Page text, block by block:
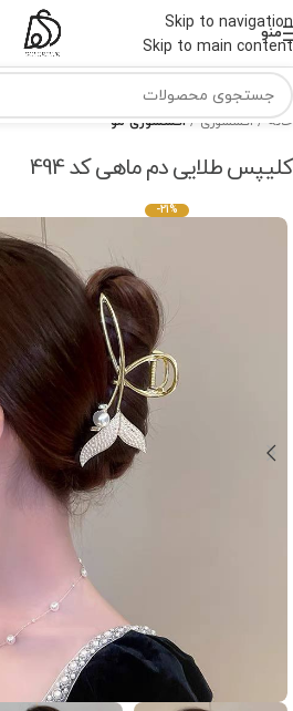
Skip to navigation
Skip to main content
منو
خانه اکسسوری اکسسوری مو
کلیپس طلایی دم ماهی کد 494
-21%